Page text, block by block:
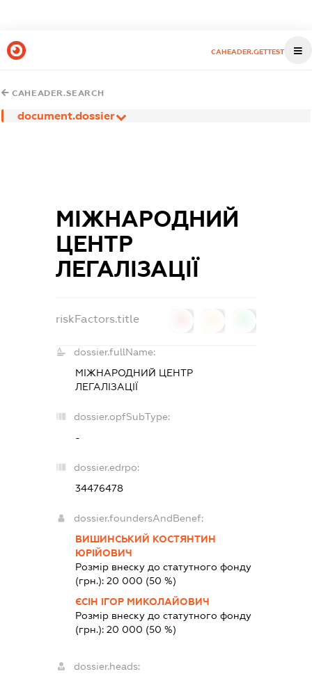
CAHEADER.GETTEST
CAHEADER.SEARCH
document.dossier
МІЖНАРОДНИЙ
ЦЕНТР
ЛЕГАЛІЗАЦІЇ
riskFactors.title
dossier.fullName:
МІЖНАРОДНИЙ ЦЕНТР
ЛЕГАЛІЗАЦІЇ
dossier.opfSubType:
-
dossier.edrpo:
34476478
dossier.foundersAndBenef:
ВИШИНСЬКИЙ КОСТЯНТИН
ЮРІЙОВИЧ
Розмір внеску до статутного фонду
(грн.): 20 000 (50 %)
ЄСІН ІГОР МИКОЛАЙОВИЧ
Розмір внеску до статутного фонду
(грн.): 20 000 (50 %)
dossier.heads: